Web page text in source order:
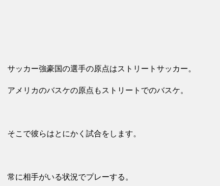
サッカー強豪国の選手の原点はストリートサッカー。
アメリカのバスケの原点もストリートでのバスケ。
そこで彼らはとにかく試合をします。
常に相手がいる状況でプレーする。